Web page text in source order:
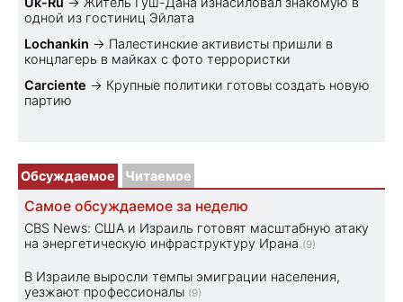
одной из гостиниц Эйлата
Lochankin → Палестинские активисты пришли в
концлагерь в майках с фото террористки
Carciente → Крупные политики готовы создать новую
партию
Обсуждаемое Читаемое
Самое обсуждаемое за неделю
CBS News: США и Израиль готовят масштабную атаку
на энергетическую инфраструктуру Ирана (9)
В Израиле выросли темпы эмиграции населения,
уезжают профессионалы (9)